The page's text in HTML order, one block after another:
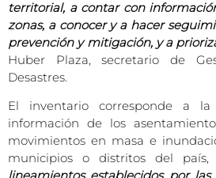
territorial, a contar con
zonas, a conocer y a hacer
prevención y mitigación, y a
Huber Plaza, secretario de
Desastres.
El inventario corresponde a
información de los
movimientos en masa e
municipios o distritos del país,